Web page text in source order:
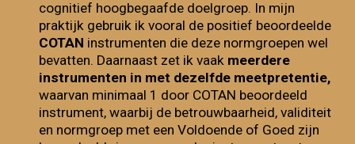
cognitief hoogbegaafde doelgroep. In mijn
praktijk gebruik ik vooral de positief beoordeelde
COTAN instrumenten die deze normgroepen wel
bevatten. Daarnaast zet ik vaak meerdere
instrumenten in met dezelfde meetpretentie,
waarvan minimaal 1 door COTAN beoordeeld
instrument, waarbij de betrouwbaarheid, validiteit
en normgroep met een Voldoende of Goed zijn